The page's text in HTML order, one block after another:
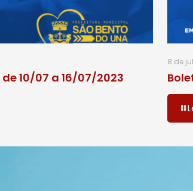
10/07 a 16/07/2023
8 de